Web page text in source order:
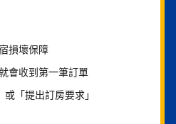
損壞保障
會收到第一筆訂單
「提出訂房要求」